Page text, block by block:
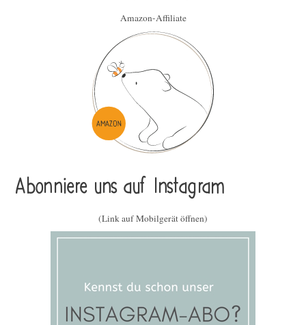
Amazon-Affiliate
Abonniere uns auf Instagram
(Link auf Mobilgerät öffnen)